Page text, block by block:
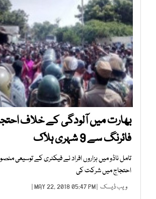
بھارت میں آلودگی کے خلاف
فائرنگ سے 9 شہری ہلاک
تامل ناڈو میں ہزاروں افراد نے فیکٹری کے توسیعی
احتجاج میں شرکت کی
ویب ڈیسک | MAY 22, 2018 05:47 PM |